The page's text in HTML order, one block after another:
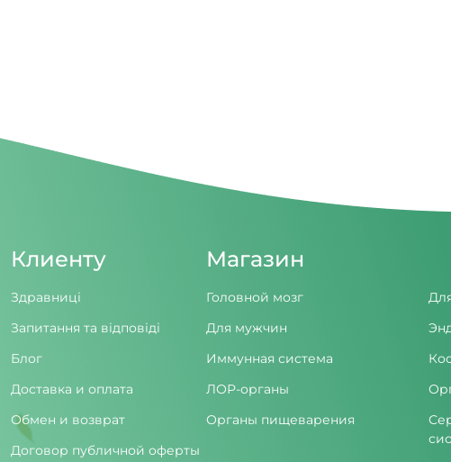
Клиенту
Здравниці
Запитання та відповіді
Блог
Доставка и оплата
Обмен и возврат
Договор публичной оферты
Магазин
Головной мозг
Для мужчин
Иммунная система
ЛОР-органы
Органы пищеварения